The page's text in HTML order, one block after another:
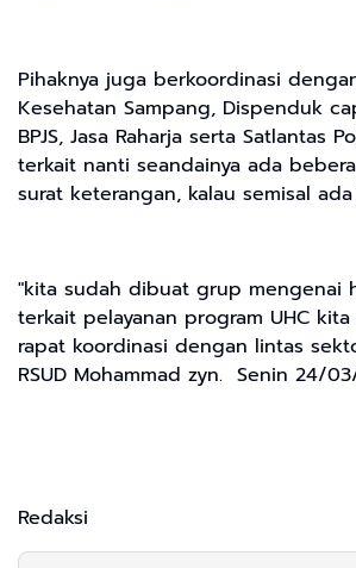
Pihaknya juga berkoordinasi
Kesehatan Sampang, Dispenduk
BPJS, Jasa Raharja serta Satlantas
terkait nanti seandainya ada
surat keterangan, kalau semisal
"kita sudah dibuat grup mengenai
terkait pelayanan program UHC
rapat koordinasi dengan lintas
RSUD Mohammad zyn. Senin 24/
Redaksi